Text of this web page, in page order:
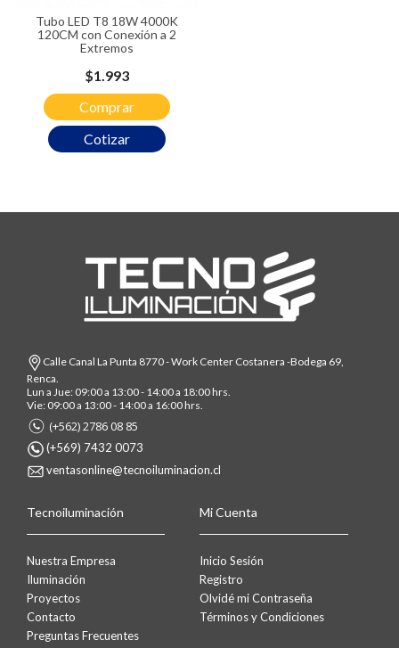
Tubo LED T8 18W 4000K
120CM con Conexión a 2
Extremos
Cotizar
Precio
$1.993
Comprar
Calle Canal La Punta 8770 - Work Center Costanera -Bodega 69,
Renca.
Lun a Jue: 09:00 a 13:00 - 14:00 a 18:00 hrs.
Vie: 09:00 a 13:00 - 14:00 a 16:00 hrs.
(+562) 2786 08 85
(+569) 7432 0073
ventasonline@tecnoiluminacion.cl
Tecnoiluminación
Nuestra Empresa
Iluminación
Proyectos
Contacto
Preguntas Frecuentes
Mi Cuenta
Inicio Sesión
Registro
Olvidé mi Contraseña
Términos y Condiciones